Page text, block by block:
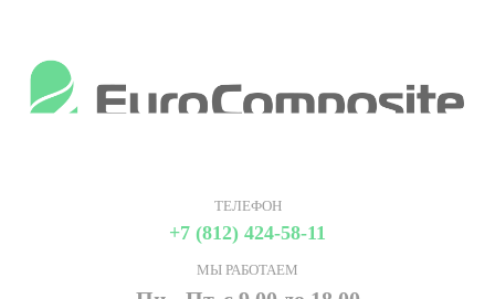
ТЕЛЕФОН
+7 (812) 424-58-11
МЫ РАБОТАЕМ